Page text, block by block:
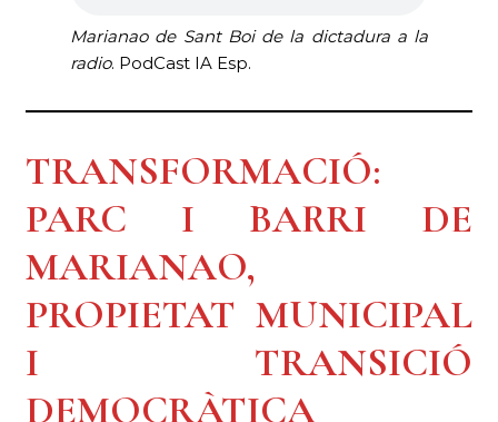
Marianao de Sant Boi de la dictadura a la
radio. PodCast IA Esp.
TRANSFORMACIÓ:
PARC I BARRI DE
MARIANAO,
PROPIETAT MUNICIPAL
I TRANSICIÓ
DEMOCRÀTICA